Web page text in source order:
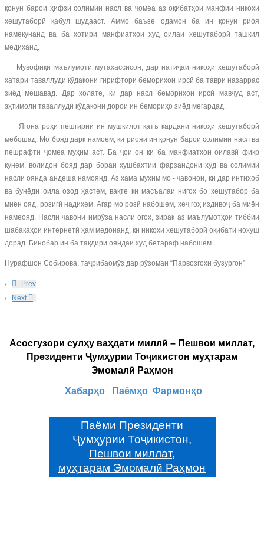
қонун барои ҳифзи солимии насл ва ҷомеа аз оқибатҳои манфии никоҳи
хешутаборӣ қабул шудааст. Аммо баъзе одамон ба ин қонун риоя
намекунанд ва ба хотири манфиатҳои худ оилаи хешутаборӣ ташкил
медиҳанд.
Мувофиқи маълумоти мутахассисон, дар натиҷаи никоҳи хешутаборӣ
хатари таваллуди кӯдакони гирифтори бемориҳои ирсӣ ба таври назаррас
зиёд мешавад. Дар ҳолате, ки дар насл бемориҳои ирсӣ мавҷуд аст,
эҳтимоли таваллуди кӯдакони дорои ин бемориҳо зиёд мегардад.
Ягона роҳи пешгирии ин мушкилот қатъ кардани никоҳи хешутаборӣ
мебошад. Мо бояд дарк намоем, ки риояи ин қонун барои солимии насл ва
пешрафти ҷомеа муҳим аст. Ба ҷои он ки ба манфиатҳои оилавӣ фикр
кунем, волидон бояд дар бораи хушбахтии фарзандони худ ва солимии
насли оянда андеша намоянд. Аз ҳама муҳим мо - ҷавонон, ки дар интихоб
ва бунёди оила озод ҳастем, вақте ки масъалаи нигоҳ бо хешутабор ба
миён ояд, розигӣ надиҳем. Агар мо розӣ набошем, ҳеҷ гоҳ издивоҷ ба миён
намеояд. Насли ҷавони имрӯза насли огоҳ, зирак аз маълумотҳои тиббии
шабакаҳои интернетӣ ҳам медонанд, ки никоҳи хешутаборӣ оқибати нохуш
дорад. Бинобар ин ба тақдири ояндаи худ бетараф набошем.
Нурафшон Собирова, таҷрибаомӯз дар рӯзомаи “Парвозгоҳи бузургон”
Prev
Next
Асосгузори сулҳу ваҳдати миллӣ – Пешвои миллат,
Президенти Ҷумҳурии Тоҷикистон муҳтарам
Эмомалӣ Раҳмон
Хабарҳо Паёмҳо Фармонҳо
Паёми Президенти
Ҷумҳурии Тоҷикистон,
Пешвои миллат,
муҳтарам Эмомалӣ Раҳмон